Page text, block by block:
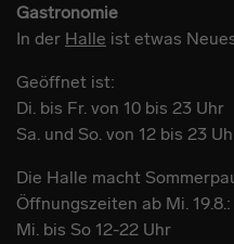
Gastronomie
In der Halle ist etwas
Geöffnet ist:
Di. bis Fr. von 10 bis 23 Uhr
Sa. und So. von 12 bis 23
Die Halle macht
Öffnungszeiten ab Mi. 19.8.:
Mi. bis So 12-22 Uhr